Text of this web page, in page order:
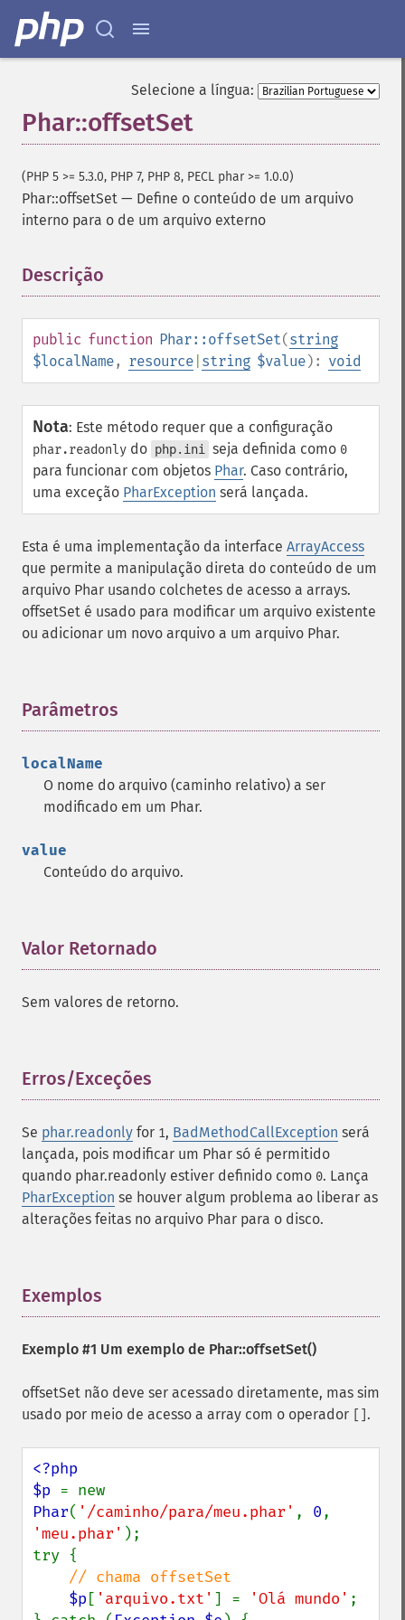
Selecione a língua:
Phar::offsetSet
(PHP 5 >= 5.3.0, PHP 7, PHP 8, PECL phar >= 1.0.0)
Phar::offsetSet — Define o conteúdo de um arquivo
interno para o de um arquivo externo
Descrição
public function Phar::offsetSet(string
$localName, resource string $value): void
Nota: Este método requer que a configuração
phar.readonly do php.ini seja definida como 0
para funcionar com objetos Phar. Caso contrário,
uma exceção PharException será lançada.
Esta é uma implementação da interface ArrayAccess
que permite a manipulação direta do conteúdo de um
arquivo Phar usando colchetes de acesso a arrays.
offsetSet é usado para modificar um arquivo existente
ou adicionar um novo arquivo a um arquivo Phar.
Parâmetros
localName
O nome do arquivo (caminho relativo) a ser
modificado em um Phar.
value
Conteúdo do arquivo.
Valor Retornado
Sem valores de retorno.
Erros/Exceções
Se phar.readonly for 1, BadMethodCallException será
lançada, pois modificar um Phar só é permitido
quando phar.readonly estiver definido como 0. Lança
PharException se houver algum problema ao liberar as
alterações feitas no arquivo Phar para o disco.
Exemplos
Exemplo #1 Um exemplo de Phar::offsetSet()
offsetSet não deve ser acessado diretamente, mas sim
usado por meio de acesso a array com o operador
.
<?php
$p
Phar( '/caminho/para/meu.phar' , 0
'meu.phar' );
try {
// chama offsetSet
$p [ 'arquivo.txt' ] = 'Olá mundo' ;